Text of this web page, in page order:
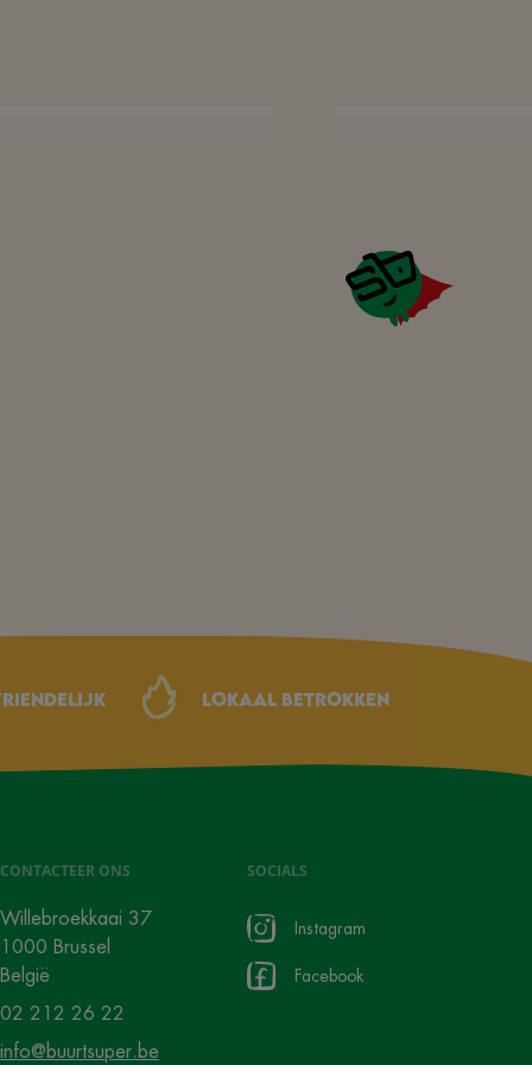
Lokaal betrokken
CONTACTEER ONS
Willebroekkaai 37
1000 Brussel
België
02 212 26 22
info@buurtsuper.be
SOCIALS
Instagram
Facebook